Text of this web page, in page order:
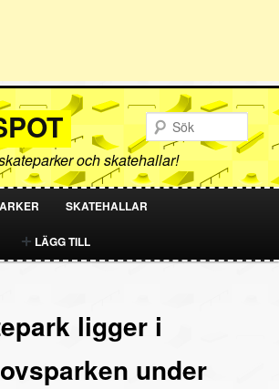
och skatehallar!
SKATEHALLAR
LÄGG TILL
ligger i
under